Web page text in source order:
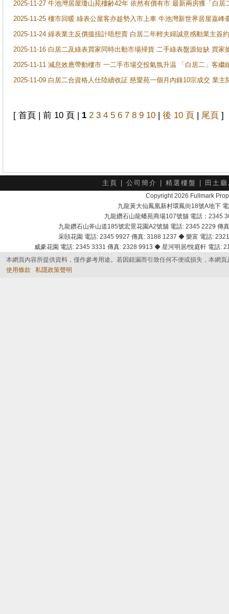
2025-11-27 牛池灣居屋瓊山苑樓齢42年 依然有價有市 最新兩房獲「白居
2025-11-25 樓市回暖 綠表公屋客亦趁勢入市上車 牛池灣新世界居屋嘉峰
2025-11-24 綠表業主反價搵扭計唔想賣 白居二年輕夫婦誠意感動業主簽
2025-11-16 白居二及綠表買家同時出動市場掃貨 二手綠表盤源短缺 買
2025-11-11 減息效應帶動樓市 一二手市場交投氣氛升温 「白居二」客
2025-11-09 白居二合資格人仕陸續收証 慈愛苑一個月內錄10宗成交 業
[ 首頁 | 前 10 頁 | 1 2 3 4 5 6 7 8 9 10 | 後 10 頁 | 尾頁 ]
主頁 公司簡介 精選樓盤 田土
Copyright 2026 Fullmark
九龍黃大仙鳳凰新村環鳳街18號A地下
九龍鑽石山龍蟠苑商場107號舖 電話：2345
九龍鑽石山斧山道185號宏景花園A2號舖 電話: 2345 2229
采頣花園 電話: 2345 9927 傳真: 3188 1237 ◆ 樂富 電話:
威豪花園 電話: 2345 3331 傳真: 2328 9913 ◆ 星河明居/悅庭軒 電話
本網頁內容所提供資料，僅作參考用途。若因錯漏而引致任何不便或損失，本網
使用條款
私隱政策聲明